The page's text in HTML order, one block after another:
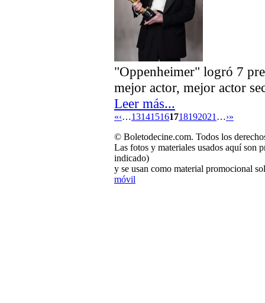
"Oppenheimer" logró 7
mejor actor, mejor actor
Leer más...
«‹…131415161718192021 …›»
© Boletodecine.com. Todos los
Las fotos y materiales usados aquí son
indicado)
y se usan como material promocional
móvil